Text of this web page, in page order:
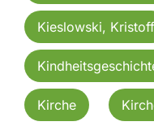
Kieslowski, Kristoff
Kirche